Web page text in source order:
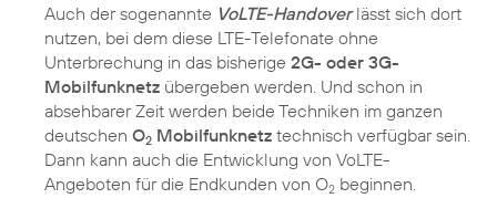
Auch der sogenannte VoLTE-Handoverlässt sich dort
nutzen, bei dem diese LTE-Telefonate ohne
Unterbrechung in das bisherige 2G- oder 3G-
Mobilfunknetz übergeben werden. Und schon in
absehbarer Zeit werden beide Techniken im ganzen
deutschen O2 Mobilfunknetz technisch verfügbar sein.
Dann kann auch die Entwicklung von VoLTE-
Angeboten für die Endkunden von O2 beginnen.